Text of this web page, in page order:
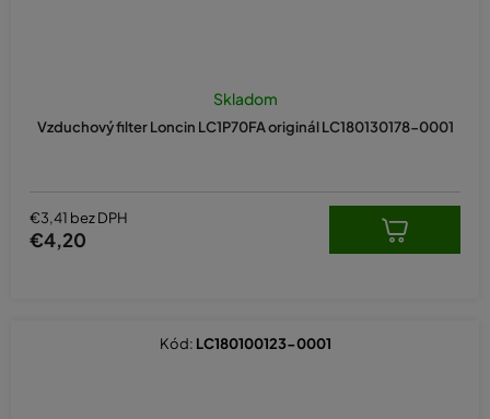
Vzduchový filter Loncin LC1P70FA originál LC180130178-0001
Skladom
€3,41 bez DPH
€4,20
Kód: LC180100123-0001